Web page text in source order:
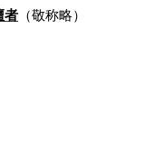
者 （敬称略）